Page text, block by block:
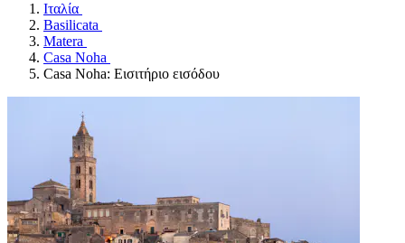
Ιταλία
Basilicata
Matera
Casa Noha
Casa Noha: Εισιτήριο εισόδου